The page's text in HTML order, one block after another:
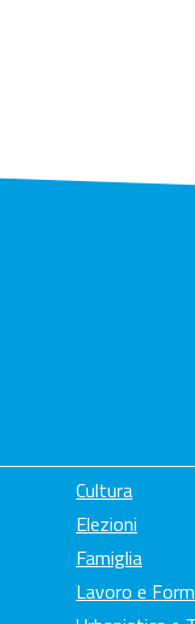
Cultura
Elezioni
Famiglia
Lavoro e